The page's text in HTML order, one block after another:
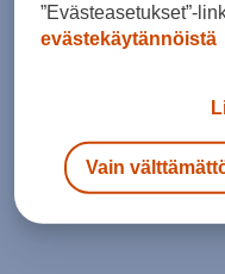
jotain
”Evästeasetukset”-
evästekäytännöistä
Vain